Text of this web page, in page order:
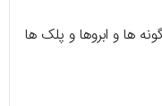
ها و ابروها و پلک ها